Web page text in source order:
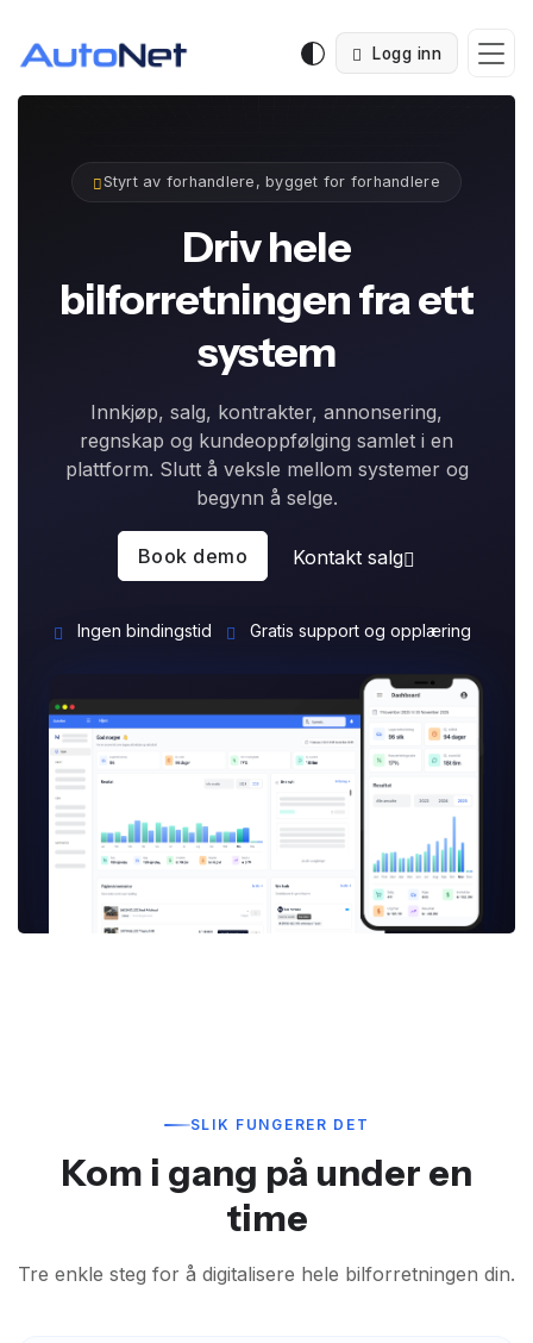
Logg inn
Styrt av forhandlere, bygget for forhandlere
Driv hele
bilforretningen fra ett
system
Innkjøp, salg, kontrakter, annonsering,
regnskap og kundeoppfølging samlet i en
plattform. Slutt å veksle mellom systemer og
begynn å selge.
Book demo Kontakt salg
Ingen bindingstid Gratis support og opplæring
SLIK FUNGERER DET
Kom i gang på under en
time
Tre enkle steg for å digitalisere hele bilforretningen din.